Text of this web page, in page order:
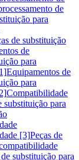
de
para
de substituição
de
para
Equipamentos de
para
Compatibilidade
substituição para
[3]Peças de
de substituição para